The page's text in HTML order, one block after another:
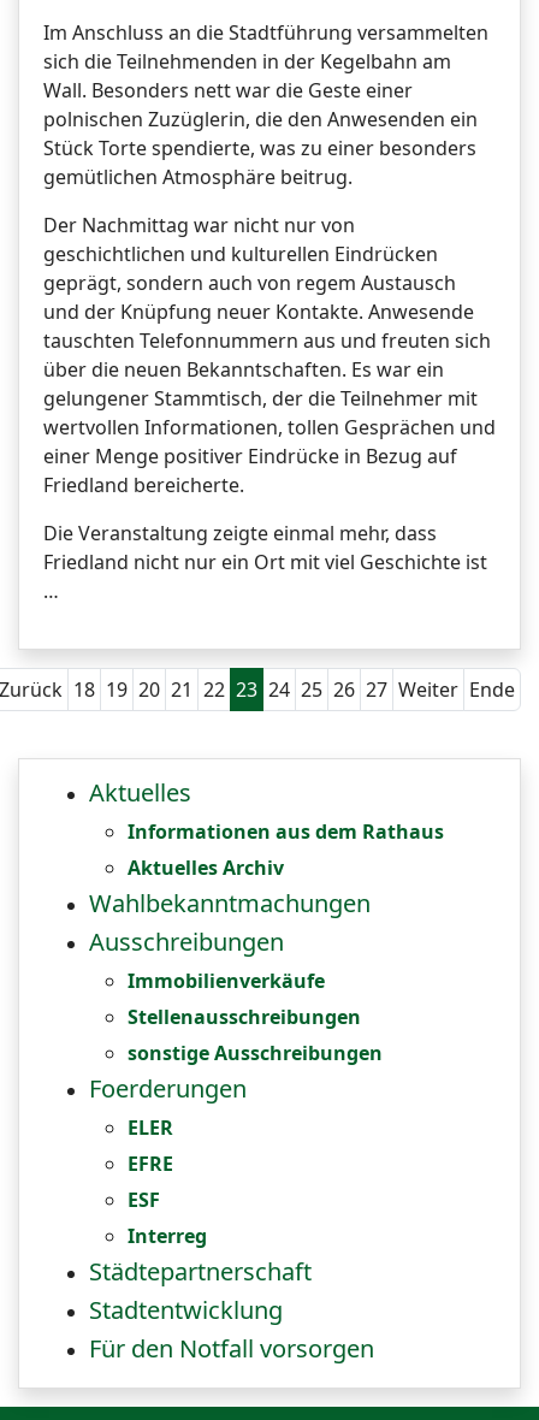
Im Anschluss an die Stadtführung versammelten
sich die Teilnehmenden in der Kegelbahn am
Wall. Besonders nett war die Geste einer
polnischen Zuzüglerin, die den Anwesenden ein
Stück Torte spendierte, was zu einer besonders
gemütlichen Atmosphäre beitrug.
Der Nachmittag war nicht nur von
geschichtlichen und kulturellen Eindrücken
geprägt, sondern auch von regem Austausch
und der Knüpfung neuer Kontakte. Anwesende
tauschten Telefonnummern aus und freuten sich
über die neuen Bekanntschaften. Es war ein
gelungener Stammtisch, der die Teilnehmer mit
wertvollen Informationen, tollen Gesprächen und
einer Menge positiver Eindrücke in Bezug auf
Friedland bereicherte.
Die Veranstaltung zeigte einmal mehr, dass
Friedland nicht nur ein Ort mit viel Geschichte ist
…
Zurück 18 19 20 21 22 23 24 25 26 27 Weiter Ende
Aktuelles
Informationen aus dem Rathaus
Aktuelles Archiv
Wahlbekanntmachungen
Ausschreibungen
Immobilienverkäufe
Stellenausschreibungen
sonstige Ausschreibungen
Foerderungen
ELER
EFRE
ESF
Interreg
Städtepartnerschaft
Stadtentwicklung
Für den Notfall vorsorgen